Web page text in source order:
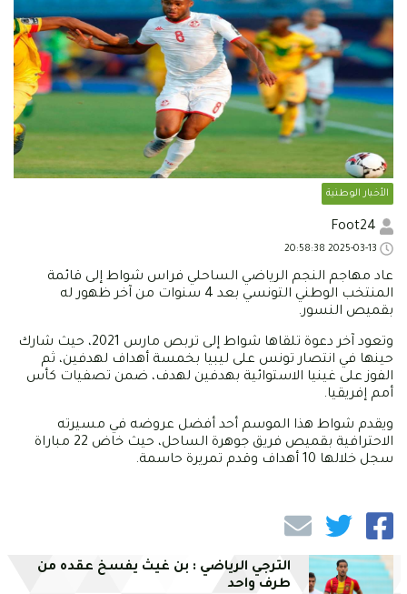
البرامج
البث المباشر
Chrono24
Sports 24
الأخبار الوطنية
عاد مهاجم النجم الرياضي الساحلي فراس شواط إلى قائمة
المنتخب الوطني التونسي بعد 4 سنوات من آخر ظهور له
بقميص النسور.
وتعود آخر دعوة تلقاها شواط إلى تربص مارس 2021، حيث شارك
حينها في انتصار تونس على ليبيا بخمسة أهداف لهدفين، ثم
الفوز على غينيا الاستوائية بهدفين لهدف، ضمن تصفيات كأس
أمم إفريقيا.
ويقدم شواط هذا الموسم أحد أفضل عروضه في مسيرته
الاحترافية بقميص فريق جوهرة الساحل، حيث خاض 22 مباراة
سجل خلالها 10 أهداف وقدم تمريرة حاسمة.
الترجي الرياضي : بن غيث يفسخ عقده من
طرف واحد